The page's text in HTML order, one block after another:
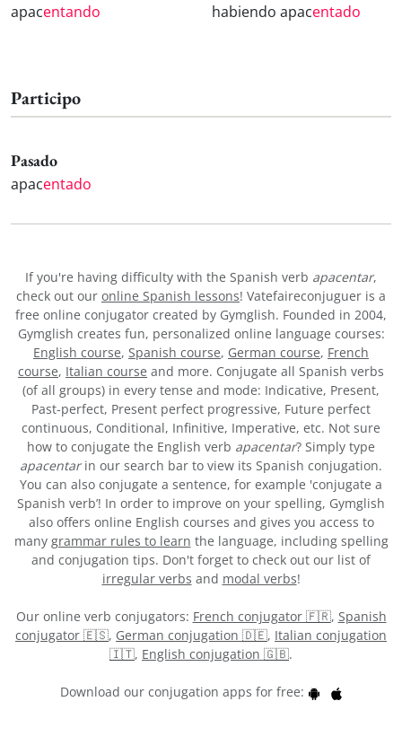
apacentando habiendo apacentado
Participo
Pasado
apacentado
If you're having difficulty with the Spanish verb apacentar,
check out our online Spanish lessons! Vatefaireconjuguer is a
free online conjugator created by Gymglish. Founded in 2004,
Gymglish creates fun, personalized online language courses:
English course, Spanish course, German course, French
course, Italian course and more. Conjugate all Spanish verbs
(of all groups) in every tense and mode: Indicative, Present,
Past-perfect, Present perfect progressive, Future perfect
continuous, Conditional, Infinitive, Imperative, etc. Not sure
how to conjugate the English verb apacentar? Simply type
apacentarin our search bar to view its Spanish conjugation.
You can also conjugate a sentence, for example 'conjugate a
Spanish verb’! In order to improve on your spelling, Gymglish
also offers online English courses and gives you access to
many grammar rules to learn the language, including spelling
and conjugation tips. Don't forget to check out our list of
irregular verbs and modal verbs!
Our online verb conjugators: French conjugator 🇫🇷, Spanish
conjugator 🇪🇸, German conjugation 🇩🇪, Italian conjugation
🇮🇹, English conjugation 🇬🇧.
Download our conjugation apps for free: